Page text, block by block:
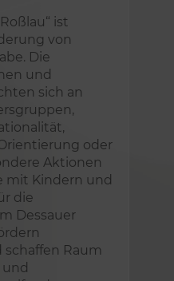
ist
von
Die
und
sich an
oder
Aktionen
mit Kindern und
die
Dessauer
Raum